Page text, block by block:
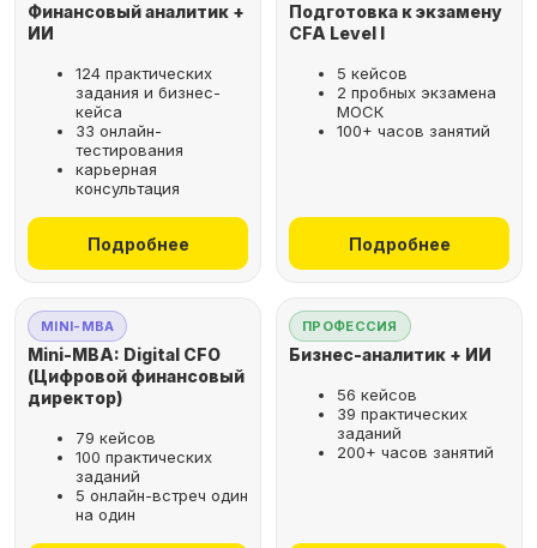
Финансовый аналитик +
ИИ
124 практических
задания и бизнес-
кейса
33 онлайн-
тестирования
карьерная
консультация
Подробнее
Подготовка к экзамену
CFA Level I
5 кейсов
2 пробных экзамена
МОСК
100+ часов занятий
Подробнее
MINI-MBA
Mini-MBA: Digital CFO
(Цифровой финансовый
директор)
79 кейсов
100 практических
заданий
5 онлайн-встреч один
на один
ПРОФЕССИЯ
Бизнес-аналитик + ИИ
56 кейсов
39 практических
заданий
200+ часов занятий